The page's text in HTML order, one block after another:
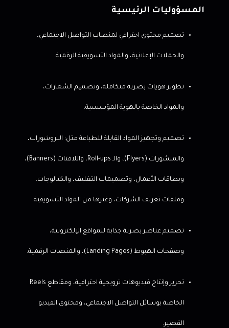
المسؤوليات الرئيسية
تصميم محتوى احترافي لمنصات التواصل الاجتماعي،
والحملات الإعلانية، والمواد التسويقية الرقمية.
تطوير هويات بصرية متكاملة، وتصميم الشعارات،
والمواد الخاصة بالهوية المؤسسية.
تصميم وتجهيز المواد القابلة للطباعة مثل: البروشورات،
والمنشورات (Flyers)، والـ Roll-ups، واللافتات (Banners)،
وبطاقات الأعمال، وتصميمات التغليف، والكتالوجات،
وملفات تعريف الشركات، وغيرها من المواد التسويقية.
تصميم عناصر بصرية جذابة للمواقع الإلكترونية،
وصفحات الهبوط (Landing Pages)، والمنصات الرقمية.
تحرير وإنتاج فيديوهات ترويجية احترافية، ومقاطع Reels
الخاصة بوسائل التواصل الاجتماعي، ومحتوى الفيديو
القصير.